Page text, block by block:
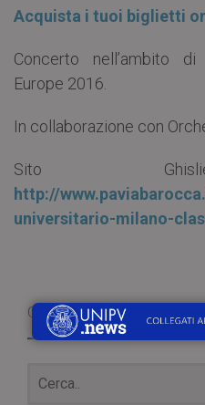
Acquista i tuoi biglietti
Concerto nell’ambito
Europe 2016.
In collaborazione con
Sito
http://
universitario-milano-
Cerca